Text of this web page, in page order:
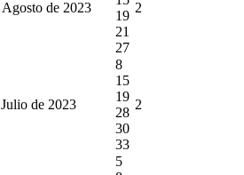
de 2023
19
21
27
2
de 2023
8
15
19
28
30
33
2
5